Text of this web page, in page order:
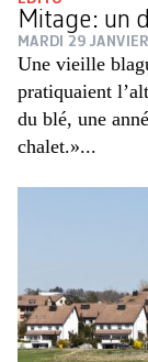
Mitage: un
MARDI 29
Une vieille
pratiquaient
du blé, une
chalet.»...